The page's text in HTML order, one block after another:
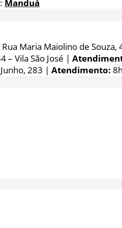
Manduá
Maria Maiolino de Souza,
– Vila São José |
283 | Atendimento: